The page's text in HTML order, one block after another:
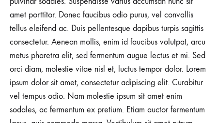
amet porttitor. Donec faucibus odio purus, vel convallis
tellus eleifend ac. Duis pellentesque dapibus turpis sagittis
consectetur. Aenean mollis, enim id faucibus volutpat, arcu
metus pharetra elit, sed fermentum augue lectus et mi. Sed
orci diam, molestie vitae nisl et, luctus tempor dolor. Lorem
ipsum dolor sit amet, consectetur adipiscing elit. Curabitur
vel tempus odio. Nam molestie ipsum sit amet enim
sodales, ac fermentum ex pretium. Etiam auctor fermentum